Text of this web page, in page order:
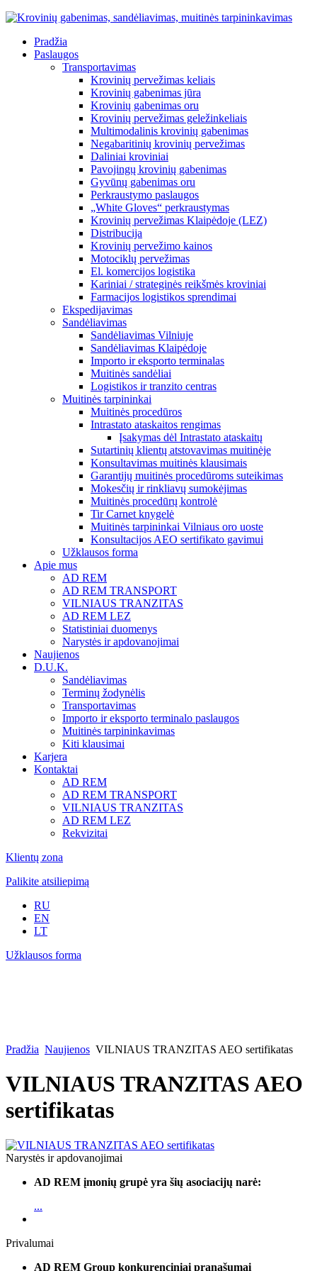
Pradžia
Paslaugos
Transportavimas
Krovinių pervežimas keliais
Krovinių gabenimas jūra
Krovinių gabenimas oru
Krovinių pervežimas geležinkeliais
Multimodalinis krovinių gabenimas
Negabaritinių krovinių pervežimas
Daliniai kroviniai
Pavojingų krovinių gabenimas
Gyvūnų gabenimas oru
Perkraustymo paslaugos
„White Gloves“ perkraustymas
Krovinių pervežimas Klaipėdoje (LEZ)
Distribucija
Krovinių pervežimo kainos
Motociklų pervežimas
El. komercijos logistika
Kariniai / strateginės reikšmės kroviniai
Farmacijos logistikos sprendimai
Ekspedijavimas
Sandėliavimas
Sandėliavimas Vilniuje
Sandėliavimas Klaipėdoje
Importo ir eksporto terminalas
Muitinės sandėliai
Logistikos ir tranzito centras
Muitinės tarpininkai
Muitinės procedūros
Intrastato ataskaitos rengimas
Įsakymas dėl Intrastato ataskaitų
Sutartinių klientų atstovavimas muitinėje
Konsultavimas muitinės klausimais
Garantijų muitinės procedūroms suteikimas
Mokesčių ir rinkliavų sumokėjimas
Muitinės procedūrų kontrolė
Tir Carnet knygelė
Muitinės tarpininkai Vilniaus oro uoste
Konsultacijos AEO sertifikato gavimui
Užklausos forma
Apie mus
AD REM
AD REM TRANSPORT
VILNIAUS TRANZITAS
AD REM LEZ
Statistiniai duomenys
Narystės ir apdovanojimai
Naujienos
D.U.K.
Sandėliavimas
Terminų žodynėlis
Transportavimas
Importo ir eksporto terminalo paslaugos
Muitinės tarpininkavimas
Kiti klausimai
Karjera
Kontaktai
AD REM
AD REM TRANSPORT
VILNIAUS TRANZITAS
AD REM LEZ
Rekvizitai
Klientų zona
Palikite atsiliepimą
RU
EN
LT
Užklausos forma
Pradžia Naujienos VILNIAUS TRANZITAS AEO sertifikatas
VILNIAUS TRANZITAS AEO
sertifikatas
Narystės ir apdovanojimai
AD REM įmonių grupė yra šių asociacijų narė:
...
Privalumai
AD REM Group konkurenciniai pranašumai